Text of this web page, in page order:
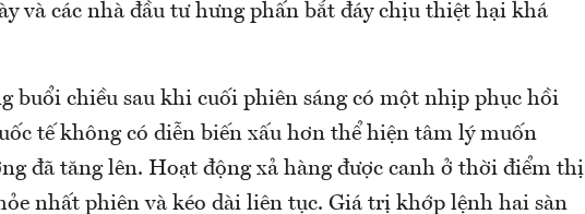
và các nhà đầu tư hưng phấn bắt đáy chịu thiệt hại khá
buổi chiều sau khi cuối phiên sáng có một nhịp phục hồi
tế không có diễn biến xấu hơn thể hiện tâm lý muốn
đã tăng lên. Hoạt động xả hàng được canh ở thời điểm thị
nhất phiên và kéo dài liên tục. Giá trị khớp lệnh hai sàn